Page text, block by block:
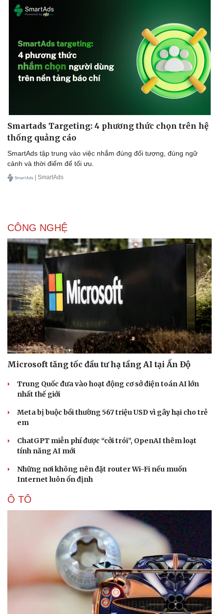
Văn hóa
Sân khấu - Điện ảnh
Văn học
Âm nhạc
Di sản
Nghệ sĩ
Thời trang
Sao Việt
Smartads Targeting: 4 phương thức chọn trên hệ
thống quảng cáo
SmartAds tập trung vào việc nhắm đúng đối tượng, đúng ngữ
cảnh và thời điểm để tối ưu.
| SmartAds
CÔNG NGHỆ
Microsoft tăng tốc đầu tư hạ tầng AI tại Ấn Độ
Trung Quốc đưa vào hoạt động cơ sở điện toán AI lớn
nhất thế giới
Meta bị buộc bồi thường 567 triệu USD vì gây hại cho trẻ
em
ChatGPT miễn phí được “cởi trói”, OpenAI thêm loạt
tính năng AI mới
Những nơi không nên đặt router Wi-Fi nếu muốn
Internet luôn ổn định
Ô TÔ